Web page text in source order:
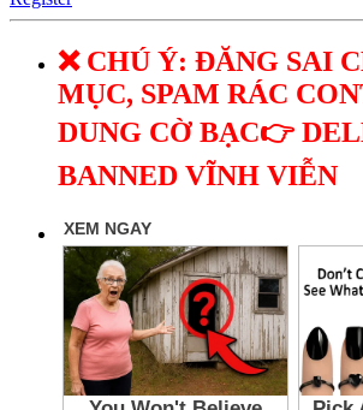
❌ CHÚ Ý: ĐĂNG SAI
MỤC, SPAM RÁC
DUNG CỜ BẠC👉
BANNED VĨNH VIỄN